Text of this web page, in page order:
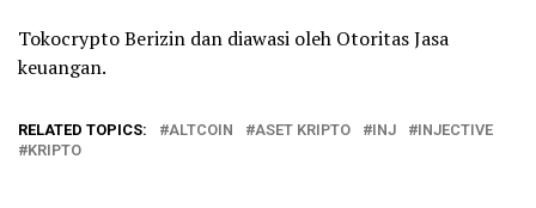
Tokocrypto Berizin dan diawasi oleh Otoritas Jasa
keuangan.
RELATED TOPICS: ALTCOIN ASET KRIPTO INJ
INJECTIVE
KRIPTO